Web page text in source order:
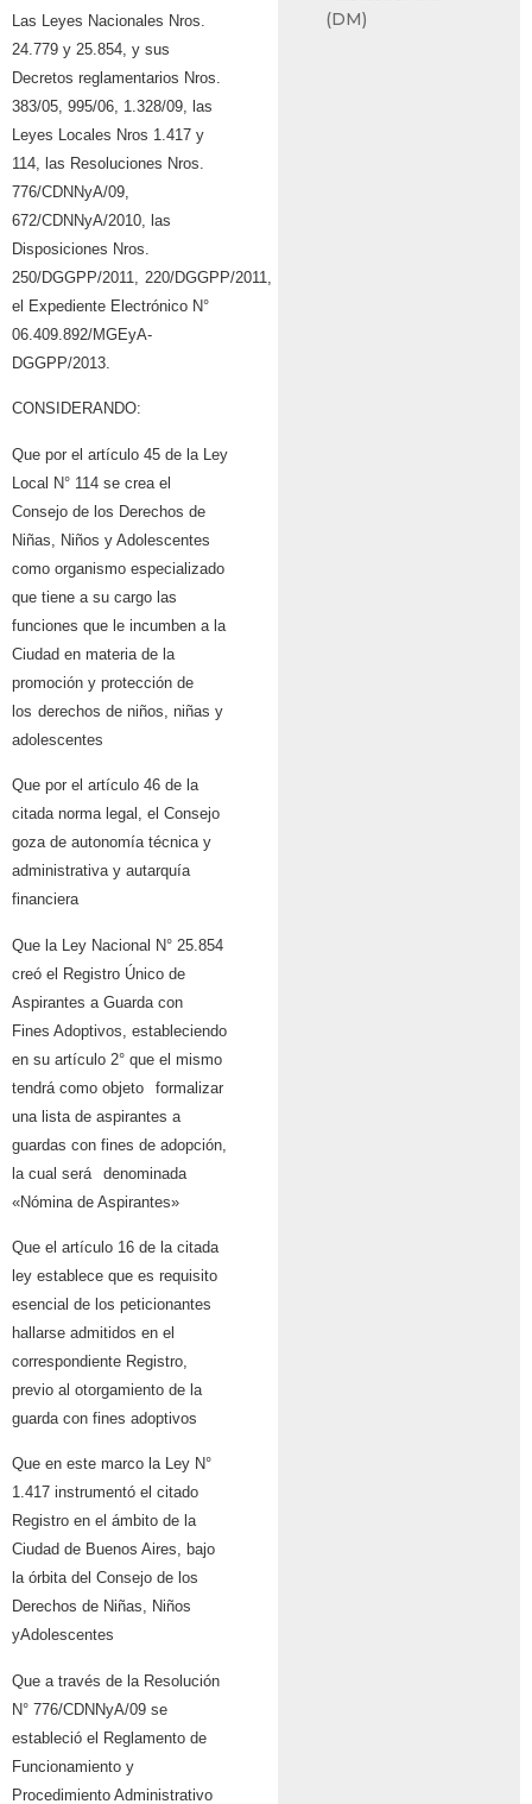
Las Leyes Nacionales Nros.
24.779 y 25.854, y sus
Decretos reglamentarios Nros.
383/05, 995/06, 1.328/09, las
Leyes Locales Nros 1.417 y
114, las Resoluciones Nros.
776/CDNNyA/09,
672/CDNNyA/2010, las
Disposiciones Nros.
250/DGGPP/2011, 220/DGGPP/2011,
el Expediente Electrónico N°
06.409.892/MGEyA-
DGGPP/2013.
CONSIDERANDO:
Que por el artículo 45 de la Ley
Local N° 114 se crea el
Consejo de los Derechos de
Niñas, Niños y Adolescentes
como organismo especializado
que tiene a su cargo las
funciones que le incumben a la
Ciudad en materia de la
promoción y protección de
los derechos de niños, niñas y
adolescentes
Que por el artículo 46 de la
citada norma legal, el Consejo
goza de autonomía técnica y
administrativa y autarquía
financiera
Que la Ley Nacional N° 25.854
creó el Registro Único de
Aspirantes a Guarda con
Fines Adoptivos, estableciendo
en su artículo 2° que el mismo
tendrá como objeto
formalizar
una lista de aspirantes a
guardas con fines de adopción,
la cual será
denominada
«Nómina de Aspirantes»
Que el artículo 16 de la citada
ley establece que es requisito
esencial de los peticionantes
hallarse admitidos en el
correspondiente Registro,
previo al otorgamiento de la
guarda con fines adoptivos
Que en este marco la Ley N°
1.417 instrumentó el citado
Registro en el ámbito de la
Ciudad de Buenos Aires, bajo
la órbita del Consejo de los
Derechos de Niñas, Niños
yAdolescentes
Que a través de la Resolución
N° 776/CDNNyA/09 se
estableció el Reglamento de
Funcionamiento y
Procedimiento Administrativo
(DM)